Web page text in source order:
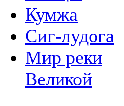
Кумжа
Сиг-лудога
Мир реки
Великой